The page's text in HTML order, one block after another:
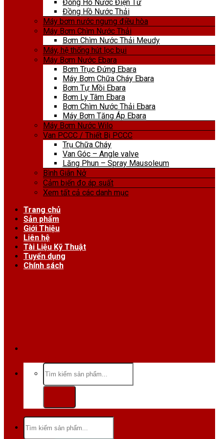
Đồng Hồ Nước Điện Tử
Đồng Hồ Nước Thải
Máy bơm nước ngưng điều hòa
Máy Bơm Chìm Nước Thải
Bơm Chìm Nước Thải Meudy
Máy, hệ thống hút lọc bụi
Máy Bơm Nước Ebara
Bơm Trục Đứng Ebara
Máy Bơm Chữa Cháy Ebara
Bơm Tự Mồi Ebara
Bơm Ly Tâm Ebara
Bơm Chìm Nước Thải Ebara
Máy Bơm Tăng Áp Ebara
Máy Bơm Nước Wilo
Van PCCC / Thiết Bị PCCC
Trụ Chữa Cháy
Van Góc – Angle valve
Lăng Phun – Spray Mausoleum
Bình Giãn Nở
Cảm biến đo áp suất
Xem tất cả các danh mục
Trang chủ
Sản phẩm
Giới Thiệu
Liên hệ
Tài Liệu Kỹ Thuật
Tuyển dụng
Chính sách
Tìm
kiếm:
Tìm
kiếm: